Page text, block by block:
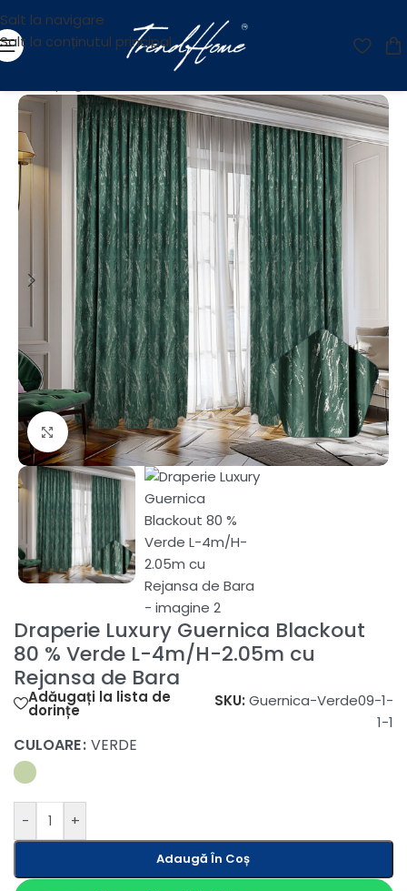
Salt la navigare
Salt la conținutul principal
Fă clic pentru a mări
Draperie Luxury Guernica Blackout
80 % Verde L-4m/H-2.05m cu
Rejansa de Bara
Adăugați la lista de
dorințe
SKU: Guernica-Verde09-1-
1-1
CULOARE VERDE
- +
Adaugă În Coș